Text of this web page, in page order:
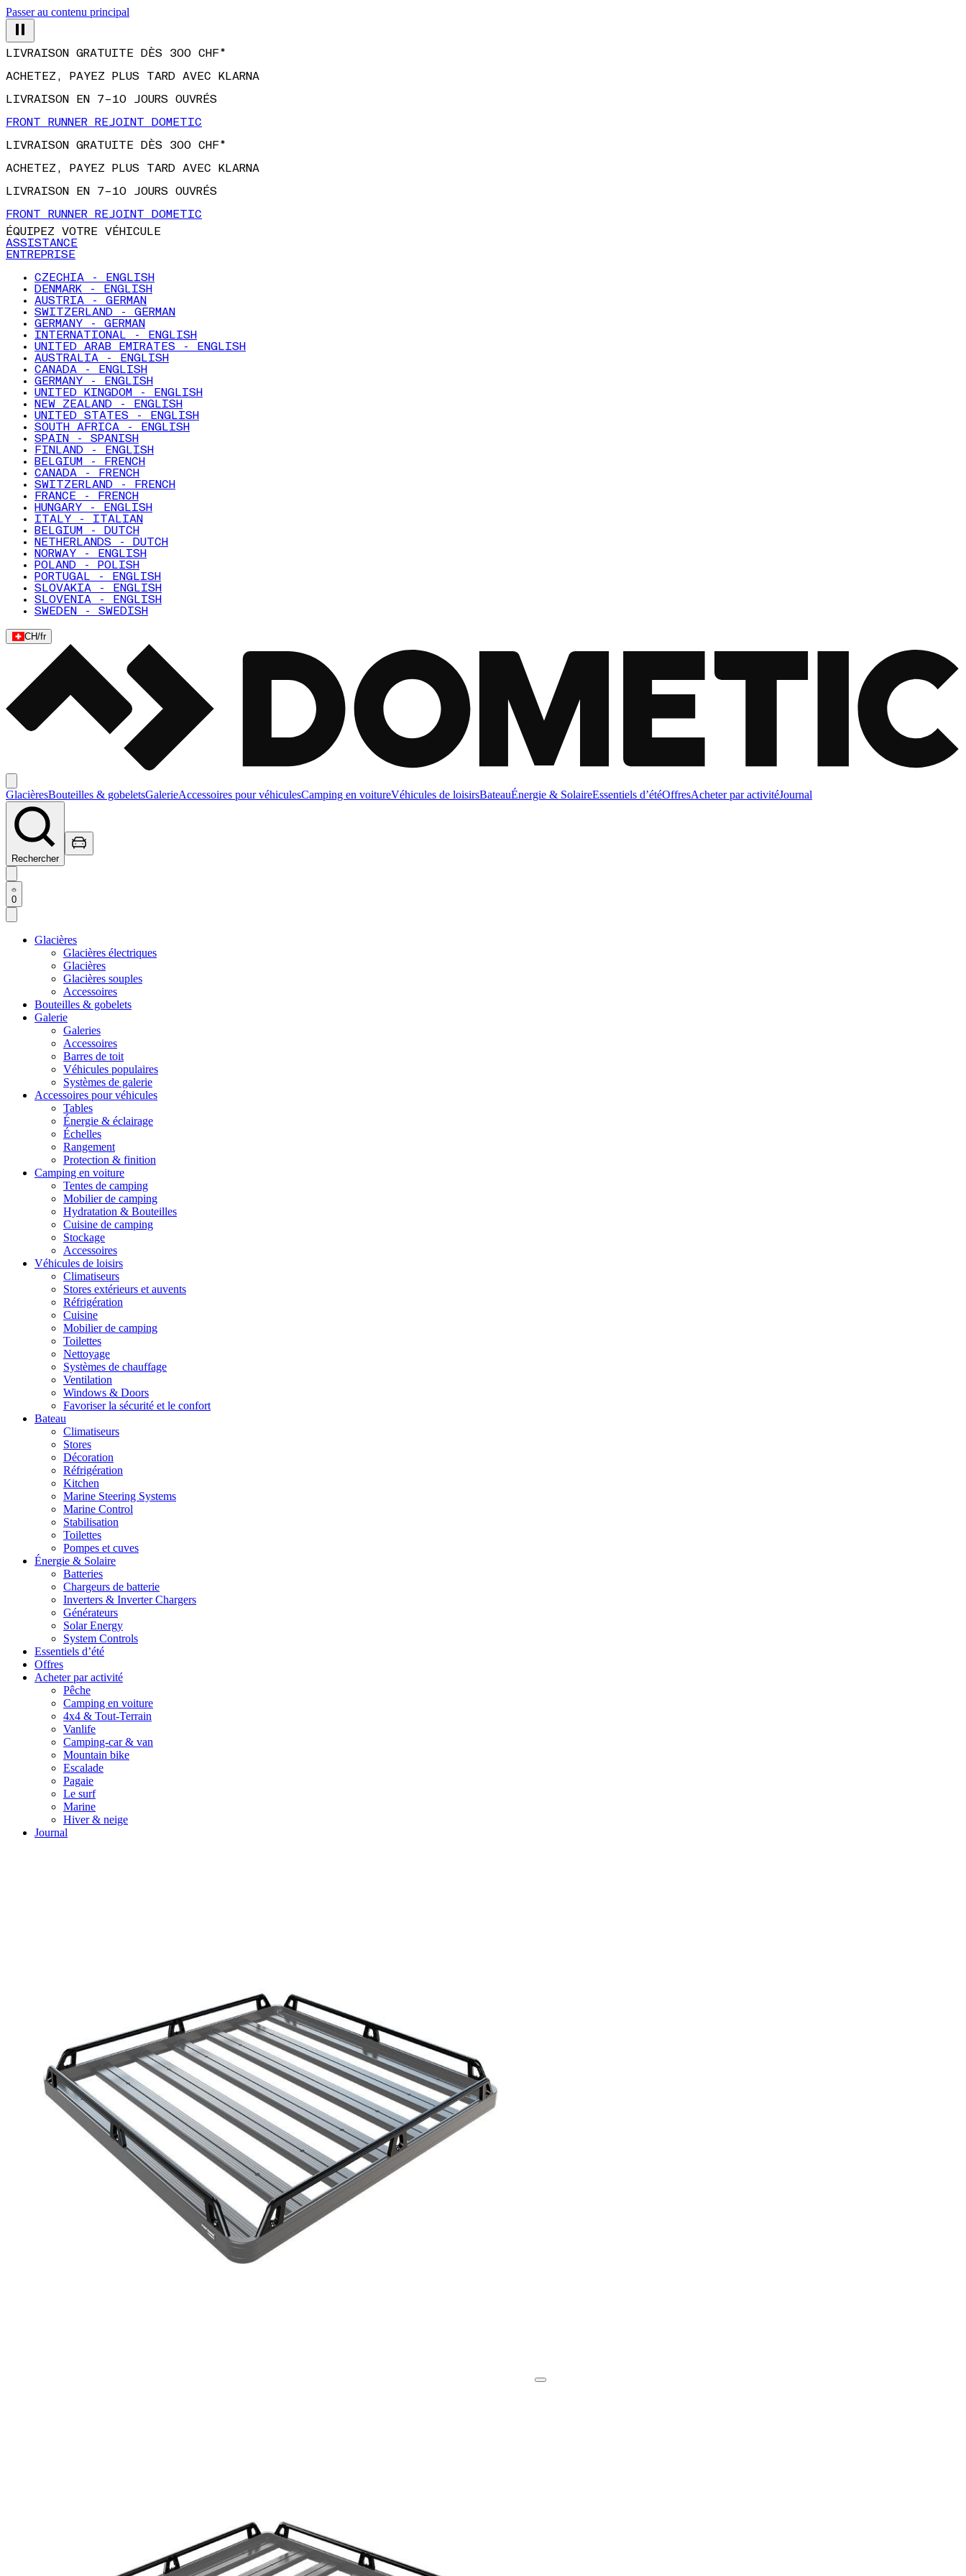
Passer au contenu principal
LIVRAISON GRATUITE DÈS 300 CHF*
ACHETEZ, PAYEZ PLUS TARD AVEC KLARNA
LIVRAISON EN 7–10 JOURS OUVRÉS
FRONT RUNNER REJOINT DOMETIC
LIVRAISON GRATUITE DÈS 300 CHF*
ACHETEZ, PAYEZ PLUS TARD AVEC KLARNA
LIVRAISON EN 7–10 JOURS OUVRÉS
FRONT RUNNER REJOINT DOMETIC
ÉQUIPEZ VOTRE VÉHICULE
ASSISTANCE
ENTREPRISE
CZECHIA - ENGLISH
DENMARK - ENGLISH
AUSTRIA - GERMAN
SWITZERLAND - GERMAN
GERMANY - GERMAN
INTERNATIONAL - ENGLISH
UNITED ARAB EMIRATES - ENGLISH
AUSTRALIA - ENGLISH
CANADA - ENGLISH
GERMANY - ENGLISH
UNITED KINGDOM - ENGLISH
NEW ZEALAND - ENGLISH
UNITED STATES - ENGLISH
SOUTH AFRICA - ENGLISH
SPAIN - SPANISH
FINLAND - ENGLISH
BELGIUM - FRENCH
CANADA - FRENCH
SWITZERLAND - FRENCH
FRANCE - FRENCH
HUNGARY - ENGLISH
ITALY - ITALIAN
BELGIUM - DUTCH
NETHERLANDS - DUTCH
NORWAY - ENGLISH
POLAND - POLISH
PORTUGAL - ENGLISH
SLOVAKIA - ENGLISH
SLOVENIA - ENGLISH
SWEDEN - SWEDISH
CH/fr
GlacièresBouteilles & gobeletsGalerieAccessoires pour véhiculesCamping en voitureVéhicules de loisirsBateauÉnergie & SolaireEssentiels d’étéOffresAcheter par activitéJournal
Rechercher
0
Glacières
Glacières électriques
Glacières
Glacières souples
Accessoires
Bouteilles & gobelets
Galerie
Galeries
Accessoires
Barres de toit
Véhicules populaires
Systèmes de galerie
Accessoires pour véhicules
Tables
Énergie & éclairage
Échelles
Rangement
Protection & finition
Camping en voiture
Tentes de camping
Mobilier de camping
Hydratation & Bouteilles
Cuisine de camping
Stockage
Accessoires
Véhicules de loisirs
Climatiseurs
Stores extérieurs et auvents
Réfrigération
Cuisine
Mobilier de camping
Toilettes
Nettoyage
Systèmes de chauffage
Ventilation
Windows & Doors
Favoriser la sécurité et le confort
Bateau
Climatiseurs
Stores
Décoration
Réfrigération
Kitchen
Marine Steering Systems
Marine Control
Stabilisation
Toilettes
Pompes et cuves
Énergie & Solaire
Batteries
Chargeurs de batterie
Inverters & Inverter Chargers
Générateurs
Solar Energy
System Controls
Essentiels d’été
Offres
Acheter par activité
Pêche
Camping en voiture
4x4 & Tout-Terrain
Vanlife
Camping-car & van
Mountain bike
Escalade
Pagaie
Le surf
Marine
Hiver & neige
Journal